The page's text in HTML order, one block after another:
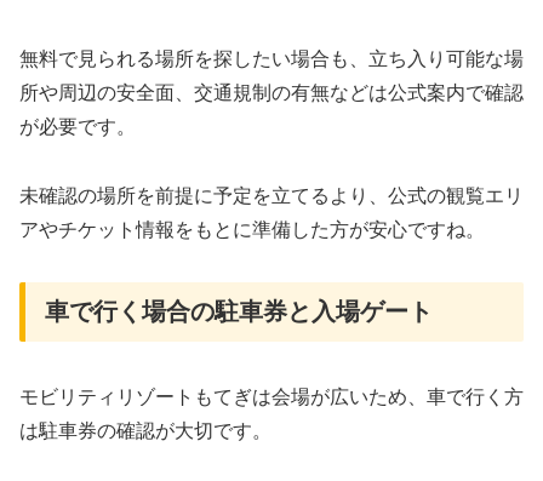
無料で見られる場所を探したい場合も、立ち入り可能な場
所や周辺の安全面、交通規制の有無などは公式案内で確認
が必要です。
未確認の場所を前提に予定を立てるより、公式の観覧エリ
アやチケット情報をもとに準備した方が安心ですね。
車で行く場合の駐車券と入場ゲート
モビリティリゾートもてぎは会場が広いため、車で行く方
は駐車券の確認が大切です。